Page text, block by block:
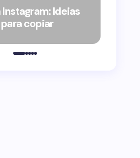
Instagram: Ideias
copiar